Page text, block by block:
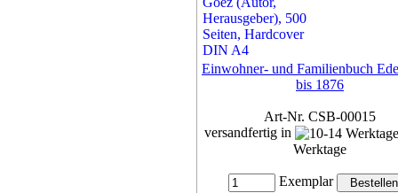
Einwohner- und Familienbuch
bis 1876
Art-Nr. CSB-00015
versandfertig in
Werktage
Exemplar